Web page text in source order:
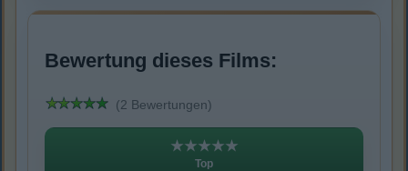
Bewertung dieses Films:
(2 Bewertungen)
★★★★★
Top